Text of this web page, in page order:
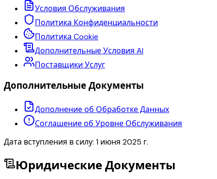
Условия Обслуживания
Политика Конфиденциальности
Политика Cookie
Дополнительные Условия AI
Поставщики Услуг
Дополнительные Документы
Дополнение об Обработке Данных
Соглашение об Уровне Обслуживания
Дата вступления в силу: 1 июня 2025 г.
Юридические Документы